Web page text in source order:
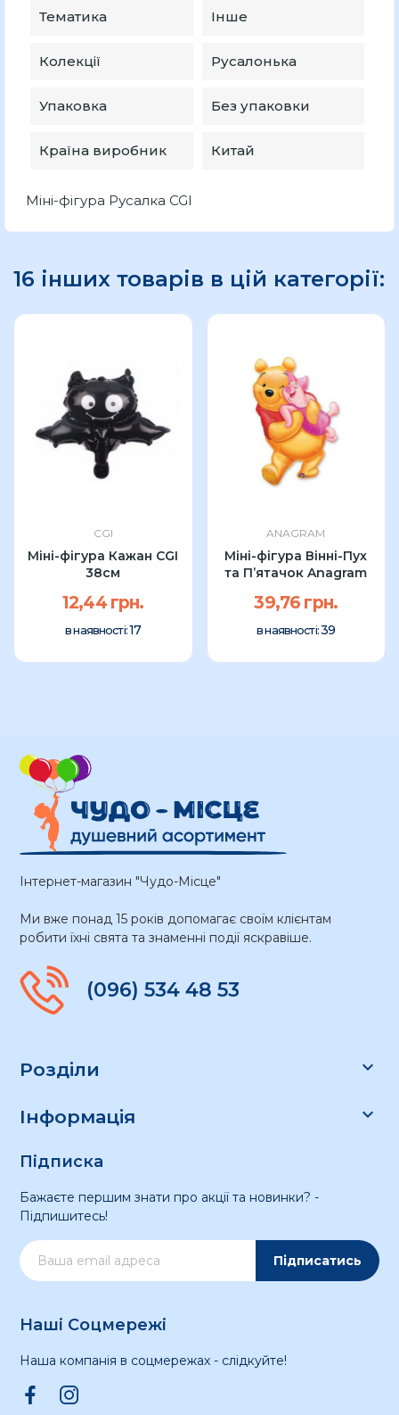
Тематика
Інше
Колекції Русалонька
Упаковка Без упаковки
Країна виробник Китай
Міні-фігура Русалка CGI
16 інших товарів в цій категорії:
CGI
Міні-фігура Кажан CGI
38см
12,44 грн.
в наявності:17
ANAGRAM
Міні-фігура Вінні-Пух
та П’ятачок Anagram
39,76 грн.
в наявності:39
Інтернет-магазин "Чудо-Місце"
Ми вже понад 15 років допомагає своїм клієнтам
робити їхні свята та знаменні події яскравіше.
(096) 534 48 53
Розділи 
Інформація 
Підписка
Бажаєте першим знати про акції та новинки? -
Підпишитесь!
Підписатись
Наші Соцмережі
Наша компанія в соцмережах - слідкуйте!